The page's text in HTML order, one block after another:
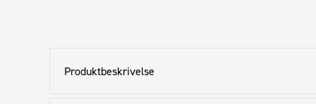
Produktbeskrivelse